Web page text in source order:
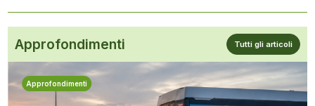
Approfondimenti Tutti gli articoli
Approfondimenti